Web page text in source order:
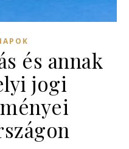
és annak
jogi